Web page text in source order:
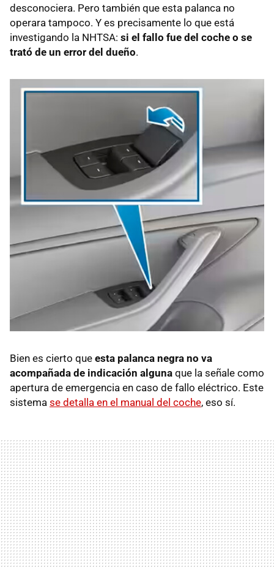
desconociera. Pero también que esta palanca no
operara tampoco. Y es precisamente lo que está
investigando la NHTSA: si el fallo fue del coche o se
trató de un error del dueño.
Bien es cierto que esta palanca negra no va
acompañada de indicación alguna que la señale como
apertura de emergencia en caso de fallo eléctrico. Este
sistema se detalla en el manual del coche, eso sí.